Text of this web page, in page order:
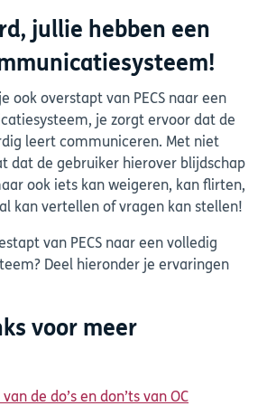
jullie hebben een
ook overstapt van PECS naar een
je zorgt ervoor dat de
leert communiceren. Met niet
dat de gebruiker hierover blijdschap
ook iets kan weigeren, kan flirten,
kan vertellen of vragen kan stellen!
van PECS naar een volledig
Deel hieronder je ervaringen
voor meer
de do’s en don’ts van OC